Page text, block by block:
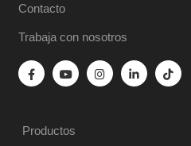
Contacto
Trabaja con nosotros
Productos